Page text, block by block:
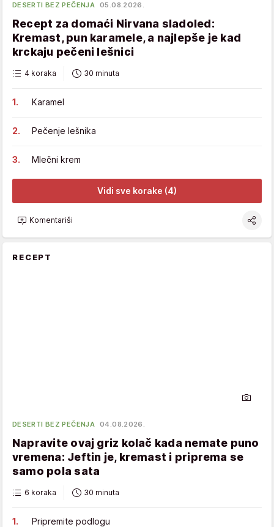
DESERTI BEZ PEČENJA 05.08.2026.
Recept za domaći Nirvana sladoled:
Kremast, pun karamele, a najlepše je kad
krckaju pečeni lešnici
4 koraka 30 minuta
Karamel
Pečenje lešnika
Mlečni krem
Vidi sve korake (4)
Komentariši
RECEPT
DESERTI BEZ PEČENJA 04.08.2026.
Napravite ovaj griz kolač kada nemate puno
vremena: Jeftin je, kremast i priprema se
samo pola sata
6 koraka 30 minuta
Pripremite podlogu